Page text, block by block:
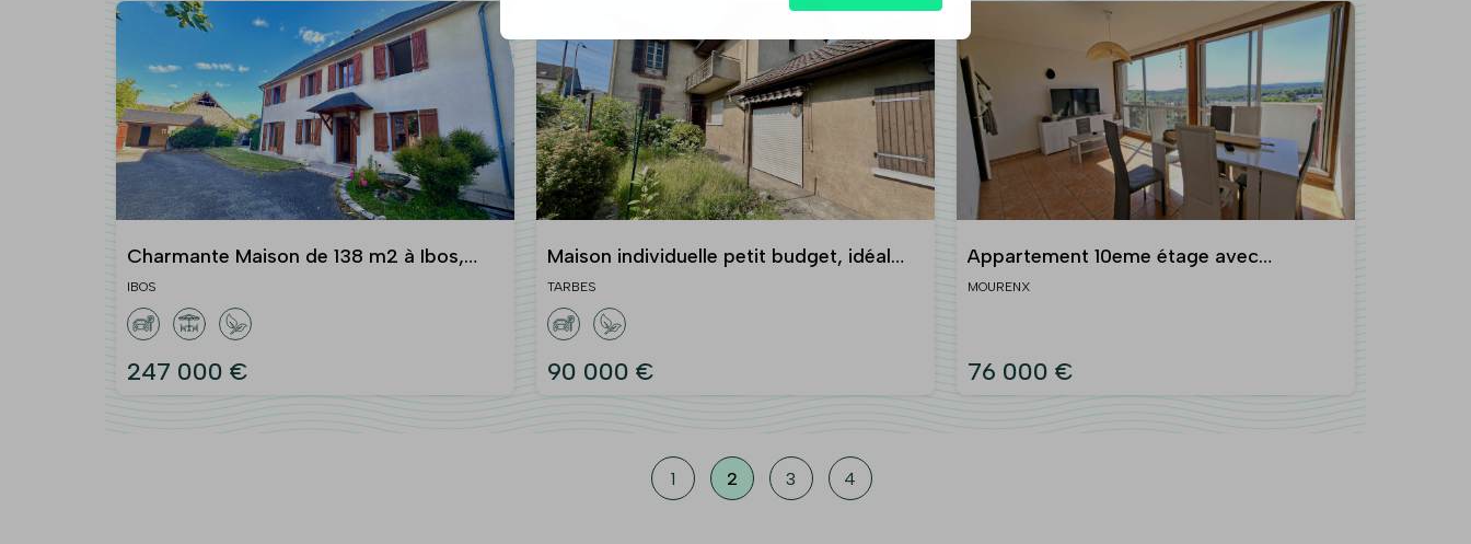
Charmante Maison de 138 m2 à Ibos,
Hautes-Pyrénées
IBOS
247 000 €
Maison individuelle petit budget, idéal
investisseur pour découpe
TARBES
90 000 €
Appartement 10eme étage avec
ascenceur - vue pyrénées
MOURENX
76 000 €
1 2 3 4